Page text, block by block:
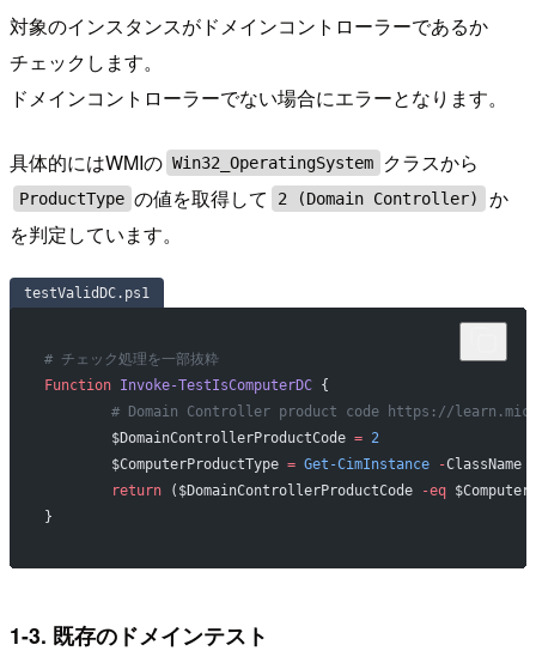
対象のインスタンスがドメインコントローラーであるか
チェックします。
ドメインコントローラーでない場合にエラーとなります。
具体的にはWMIの Win32_OperatingSystem クラスから
ProductType の値を取得して 2 (Domain Controller)
か
を判定しています。
testValidDC.ps1
# チェック処理を一部抜粋
Function Invoke-TestIsComputerDC {
# Domain Controller product code https://
	$DomainControllerProductCode
= 2
	$ComputerProductType
= Get-CimInstance -ClassName
	return
($DomainControllerProductCode -eq
}
1-3. 既存のドメインテスト